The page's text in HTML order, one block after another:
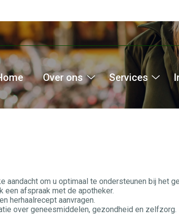
Over ons
Over
ons
Services
aandacht om u optimaal te ondersteunen bij het
een afspraak met de apotheker.
herhaalrecept aanvragen.
over geneesmiddelen, gezondheid en zelfzorg.